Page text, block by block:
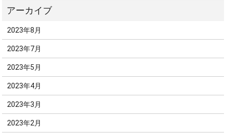
2023年8月
2023年7月
2023年5月
2023年4月
2023年3月
2023年2月